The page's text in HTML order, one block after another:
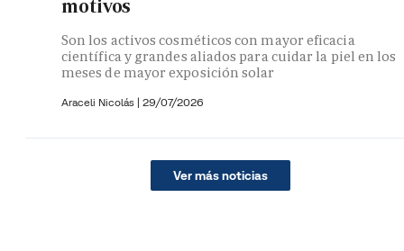
motivos
Son los activos cosméticos con mayor eficacia
científica y grandes aliados para cuidar la piel en los
meses de mayor exposición solar
Araceli Nicolás | 29/07/2026
Ver más noticias